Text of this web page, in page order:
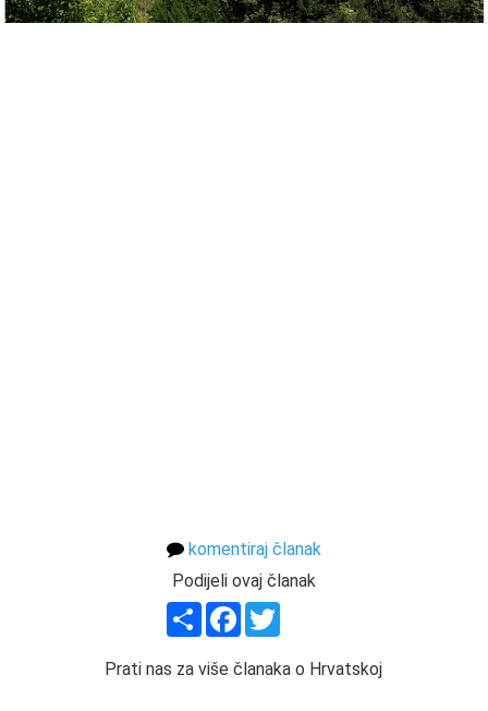
komentiraj članak
Podijeli ovaj članak
ShareFacebook
Prati nas za više članaka o Hrvatskoj